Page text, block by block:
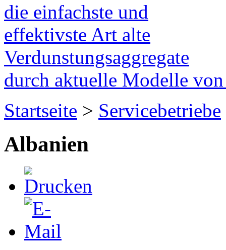
die einfachste und
effektivste Art alte
Verdunstungsaggregate
durch aktuelle Modelle
Startseite > Servicebetriebe
Albanien